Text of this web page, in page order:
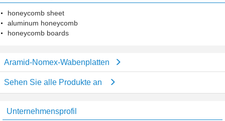
honeycomb sheet
aluminum honeycomb
honeycomb boards
Aramid-Nomex-Wabenplatten
Sehen Sie alle Produkte an
Unternehmensprofil